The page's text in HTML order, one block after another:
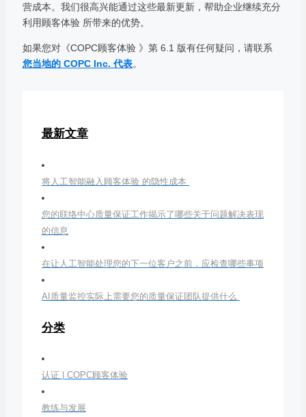
营成本。我们很高兴能通过这些最新更新，帮助企业继续充分
利用顾客体验 所带来的优势。
如果您对《COPC顾客体验 》第 6.1 版有任何疑问，请联系
您当地的 COPC Inc. 代表。
最新文章
将人工智能融入顾客体验 的隐性成本
您的联络中心质量保证工作揭示了哪些关于问题解决表现
的信息
在让人工智能处理您的下一位客户之前，应检查哪些事项
AI质量监控实际上需要您的质量保证团队提供什么
分类
认证 | COPC顾客体验
教练与发展